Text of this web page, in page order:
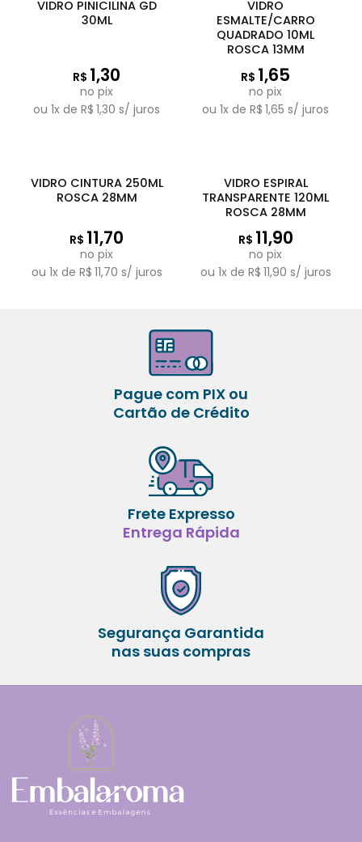
VIDRO PINICILINA GD
30ML
R$ 1,30
no pix
ou 1x de R$ 1,30 s/ juros
VIDRO
ESMALTE/CARRO
QUADRADO 10ML
ROSCA 13MM
R$ 1,65
no pix
ou 1x de R$ 1,65 s/ juros
VIDRO CINTURA 250ML
ROSCA 28MM
R$ 11,70
no pix
ou 1x de R$ 11,70 s/ juros
VIDRO ESPIRAL
TRANSPARENTE 120ML
ROSCA 28MM
R$ 11,90
no pix
ou 1x de R$ 11,90 s/ juros
Pague com PIX ou
Cartão de Crédito
Frete Expresso
Entrega Rápida
Segurança Garantida
nas suas compras